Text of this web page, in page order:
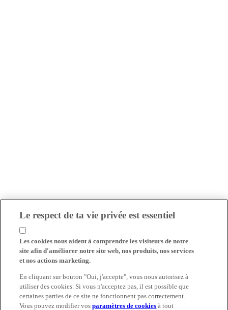
Le respect de ta vie privée est essentiel
Les cookies nous aident à comprendre les visiteurs de notre
site afin d'améliorer notre site web, nos produits, nos services
et nos actions marketing.
En cliquant sur bouton "Oui, j'accepte", vous nous autorisez à
utiliser des cookies. Si vous n'acceptez pas, il est possible que
certaines parties de ce site ne fonctionnent pas correctement.
Vous pouvez modifier vosparamètres de cookies à tout